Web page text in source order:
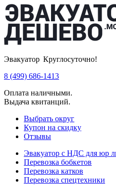
Эвакуатор Круглосуточно!
8 (499) 686-1413
Оплата наличными.
Выдача квитанций.
Выбрать округ
Купон на скидку
Отзывы
Эвакуатор с НДС для юр
Перевозка бобкетов
Перевозка катков
Перевозка спецтехники